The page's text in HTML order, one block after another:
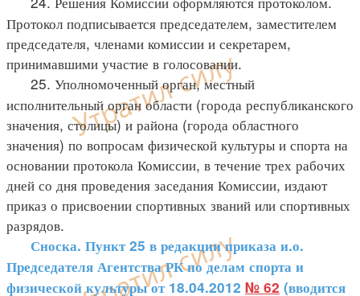
Протокол подписывается председателем, заместителем
председателя, членами комиссии и секретарем,
принимавшими участие в голосовании.
25. Уполномоченный орган, местный
исполнительный орган области (города республиканского
значения, столицы) и района (города областного
значения) по вопросам физической культуры и спорта на
основании протокола Комиссии, в течение трех рабочих
дней со дня проведения заседания Комиссии, издают
приказ о присвоении спортивных званий или спортивных
разрядов.
Сноска. Пункт 25 в редакции приказа и.о.
Председателя Агентства РК по делам спорта и
физической культуры от 18.04.2012 № 62 (вводится